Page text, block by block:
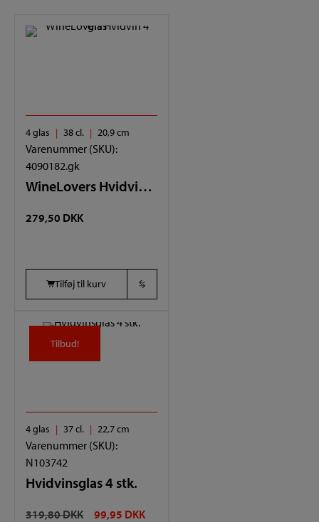
4 glas 38 cl. 20,9 cm
Varenummer (SKU):
4090182.gk
WineLovers Hvidvin 4 glas
279,50 DKK
Tilføj til kurv
Tilbud!
4 glas 37 cl. 22,7 cm
Varenummer (SKU):
N103742
Hvidvinsglas 4 stk.
319,80DKK
DEN
99,95 DKKDEN